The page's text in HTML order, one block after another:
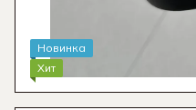
Новинка
Хит